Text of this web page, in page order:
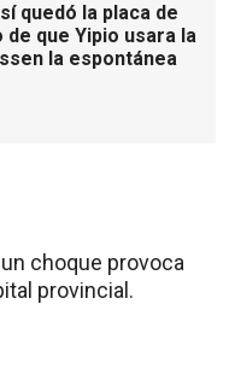
quedó la placa de
que Yipio usara la
la espontánea
choque provoca
provincial.